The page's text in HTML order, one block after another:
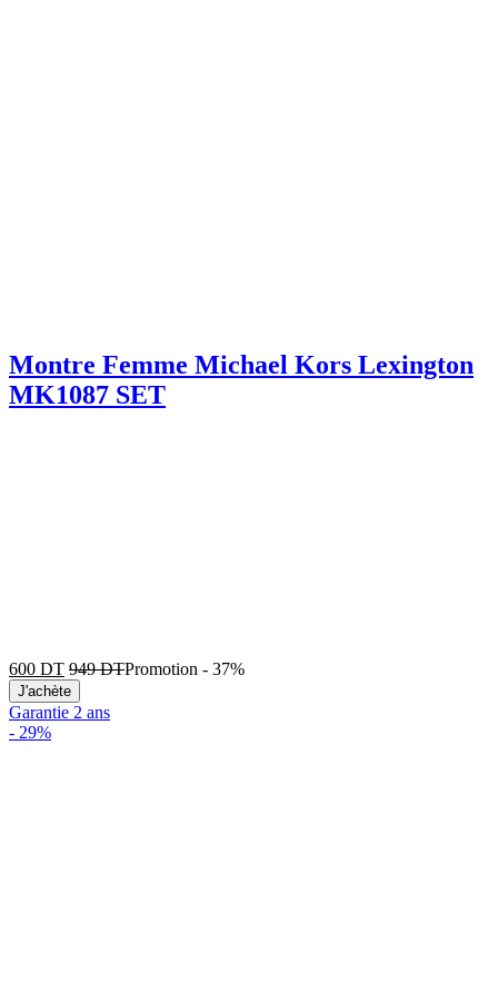
Montre Femme Michael Kors Lexington
MK1087 SET
600 DT 949DTPromotion - 37%
J'achète
Garantie 2 ans
- 29%